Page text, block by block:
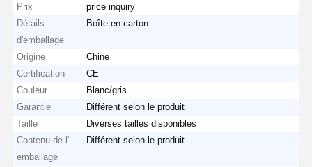
Prix
price inquiry
Détails
d'emballage
Boîte en carton
Origine
Chine
Certification
CE
Couleur
Blanc/gris
Garantie
Différent selon le produit
Taille
Diverses tailles disponibles
Contenu de l'
emballage
Différent selon le produit